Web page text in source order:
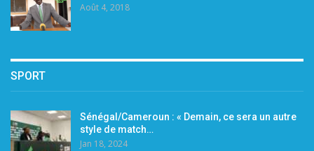
Août 4, 2018
SPORT
Sénégal/Cameroun : « Demain, ce sera un autre
style de match…
Jan 18, 2024